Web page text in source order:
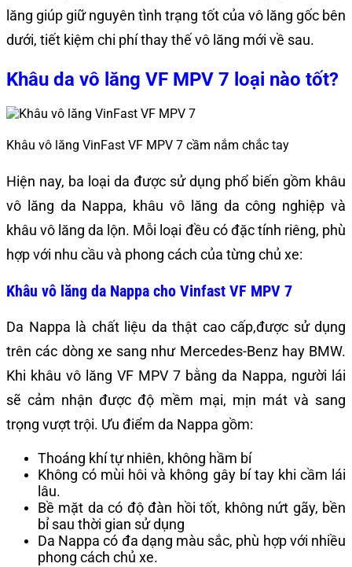
lăng giúp giữ nguyên tình trạng tốt của vô lăng gốc bên
dưới, tiết kiệm chi phí thay thế vô lăng mới về sau.
Khâu da vô lăng VF MPV 7 loại nào tốt?
Khâu vô lăng VinFast VF MPV 7 cầm nắm chắc tay
Hiện nay, ba loại da được sử dụng phổ biến gồm khâu
vô lăng da Nappa, khâu vô lăng da công nghiệp và
khâu vô lăng da lộn. Mỗi loại đều có đặc tính riêng, phù
hợp với nhu cầu và phong cách của từng chủ xe:
Khâu vô lăng da Nappa cho Vinfast VF MPV 7
Da Nappa là chất liệu da thật cao cấp,được sử dụng
trên các dòng xe sang như Mercedes-Benz hay BMW.
Khi khâu vô lăng VF MPV 7 bằng da Nappa, người lái
sẽ cảm nhận được độ mềm mại, mịn mát và sang
trọng vượt trội. Ưu điểm da Nappa gồm:
Thoáng khí tự nhiên, không hầm bí
Không có mùi hôi và không gây bí tay khi cầm lái
lâu.
Bề mặt da có độ đàn hồi tốt, không nứt gãy, bền
bỉ sau thời gian sử dụng
Da Nappa có đa dạng màu sắc, phù hợp với nhiều
phong cách chủ xe.